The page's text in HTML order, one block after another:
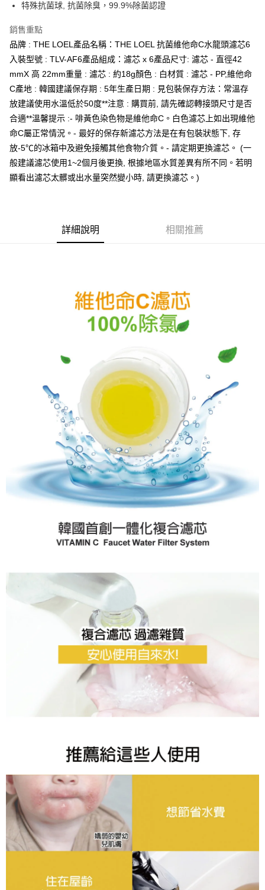
【大哥付你分期使用說明】
2.付款方式選擇「大哥付你分期」，訂單成立後會自動跳轉到大哥付的交易
成交易。
3.實際核准額度、可分期數及費用金額請依後續交易確認頁面所載為準。
4.訂單成立30分鐘內，如未前往確認交易或遇審核未通過，訂單將自動取
消。如遇「轉專審核」未通過狀況，表示未達大哥付你分期系統評分，恕無
法說明評估內容。
【繳款方式說明】
醒簡訊。
2.透過簡訊連結打開帳單後，可選擇「超商條碼／台灣大直營門市／銀行轉
帳／街口支付／iPASS MONEY」等通路繳費。
【注意事項】
1.本服務係由「台灣大哥大股份有限公司」（以下簡稱本公司）所提供，讓
由本公司與您本人進行分期帳單所需資料之確認、核對及更正。
相關說明
【關於「AFTEE先享後付」】
便利好安心！
１．簡單：不需註冊會員、不需綁卡、不需儲值。
２．便利：只要手機號碼，簡訊認證，即可結帳。
３．安心：先確認商品／服務後，再付款。
【「AFTEE先享後付」結帳流程】
１．於結帳方式選擇「AFTEE先享後付」後，將跳轉至「AFTEE先享後付」
結帳頁面，進行簡訊認證並確認金額後，即可完成結帳。
２．訂單成立數日內，您將收到繳費通知簡訊。
３．收到繳費通知簡訊後14天內，點擊此簡訊中的連結，可透過四大超商／
※ 請注意：結帳手續完成當下不需立刻繳費，但若您需要取消訂單，請聯絡
是否繳費成功／繳費後需取消欲退款等相關疑問，請聯繫「AFTEE先享後付
客戶支援中心」https://netprotections.freshdesk.com/support/home
２．關於個人資料處理事宜，請瀏覽以下網址：
https://aftee.tw/terms/#terms3
３．未成年的使用者請事先徵得法定代理人或監護人之同意方可使用
「AFTEE先享後付」，若未經同意申辦者引起之損失，本公司不負相關責
４．使用「AFTEE先享後付」時，將依據個別帳號之用戶狀況，依本公司即
時審查核予不同之上限額度；若仍有額度不足之情形，本公司將視審查結果
５．嚴禁一人註冊多個帳號或使用他人資訊註冊。若發現惡意使用之情形，
恩沛科技股份有限公司將有權停止該用戶之使用額度並採取法律行動。
ATM付款
運送方式
THE LOEL-宅配
每筆NT$60，滿NT$499(含以上)免運費
特殊抗菌球, 抗菌除臭，99.9%除菌認證
銷售重點
品牌 : THE LOEL產品名稱：THE LOEL 抗菌維他命C水龍頭濾芯6
入裝型號 : TLV-AF6產品組成：濾芯 x 6產品尺寸: 濾芯 - 直徑42
mmX 高 22mm重量 : 濾芯 : 約18g顏色 : 白材質 : 濾芯 - PP,維他命
C產地 : 韓國建議保存期 : 5年生產日期 : 見包裝保存方法：常溫存
放建議使用水溫低於50度**注意 : 購買前, 請先確認轉接頭尺寸是否
合適**溫馨提示 :- 啡黃色染色物是維他命C。白色濾芯上如出現維他
命C屬正常情況。- 最好的保存新濾芯方法是在有包裝狀態下, 存
放-5℃的冰箱中及避免接觸其他食物介質。- 請定期更換濾芯。 (一
般建議濾芯使用1~2個月後更換, 根據地區水質差異有所不同。若明
顯看出濾芯太髒或出水量突然變小時, 請更換濾芯。)
詳細說明 相關推薦